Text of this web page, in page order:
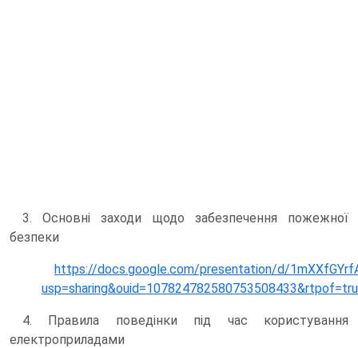
3. Основні заходи щодо забезпечення пожежної
безпеки
https://docs.google.com/presentation/d/
4. Правила поведінки під час користування
електроприладами